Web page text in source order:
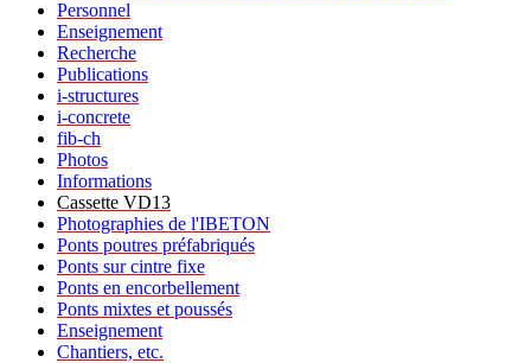
Personnel
Enseignement
Recherche
Publications
i-structures
i-concrete
fib-ch
Photos
Informations
Cassette VD13
Photographies de l'IBETON
Ponts poutres préfabriqués
Ponts sur cintre fixe
Ponts en encorbellement
Ponts mixtes et poussés
Enseignement
Chantiers, etc.